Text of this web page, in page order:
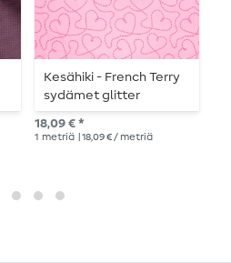
Kesähiki - French Terry
sydämet glitter
vaaleanpunainen
18,09 € *
1 metriä | 18,09 € / metriä